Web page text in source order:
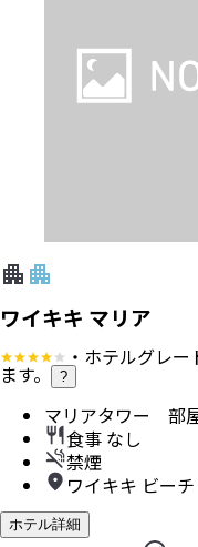
ワイキキ マリア
・ホテルグレ
ます。 ?
マリアタワー 部
食事 なし
禁煙
ワイキキ ビー
ホテル詳細